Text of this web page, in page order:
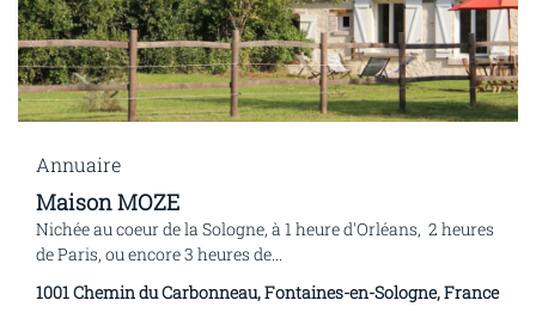
Annuaire
Maison MOZE
Nichée au coeur de la Sologne, à 1 heure d'Orléans, 2 heures
de Paris, ou encore 3 heures de...
1001 Chemin du Carbonneau, Fontaines-en-Sologne, France